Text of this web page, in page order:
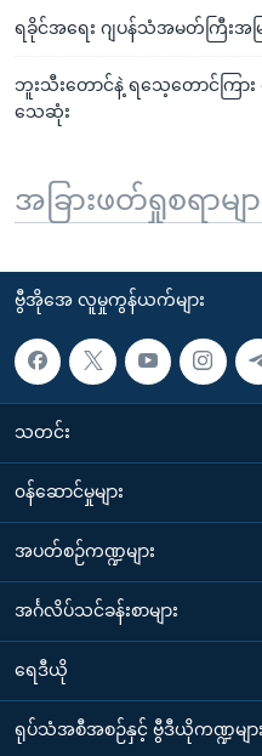
ရခိုင်အရေး ဂျပန်သံအမတ်ကြီးအမ
ဘူးသီးတောင်နဲ့ ရသေ့တောင်ကြား
သေဆုံး
အခြားဖတ်ရှုစရာမျာ
ဗွီအိုအေ လူမှုကွန်ယက်များ
သတင်း
၀န်ဆောင်မှုများ
အပတ်စဉ်ကဏ္ဍများ
အင်္ဂလိပ်သင်ခန်းစာများ
ရေဒီယို
ရုပ်သံအစီအစဉ်နှင့် ဗွီဒီယိုကဏ္ဍများ